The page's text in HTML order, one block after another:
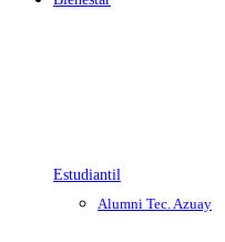
Estudiantil
Alumni Tec. Azuay